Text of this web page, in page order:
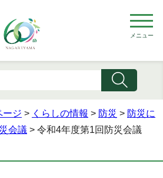
メニュー
ージ > くらしの情報 > 防災 > 防災に
会議 > 令和4年度第1回防災会議